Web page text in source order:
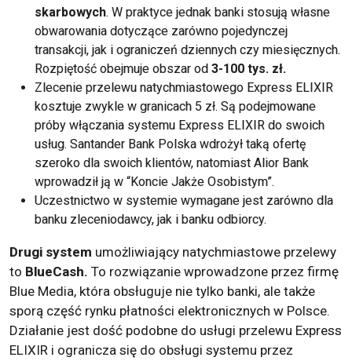
skarbowych. W praktyce jednak banki stosują własne
obwarowania dotyczące zarówno pojedynczej
transakcji, jak i ograniczeń dziennych czy miesięcznych.
Rozpiętość obejmuje obszar od 3-100 tys. zł.
Zlecenie przelewu natychmiastowego Express ELIXIR
kosztuje zwykle w granicach 5 zł. Są podejmowane
próby włączania systemu Express ELIXIR do swoich
usług. Santander Bank Polska wdrożył taką ofertę
szeroko dla swoich klientów, natomiast Alior Bank
wprowadził ją w “Koncie Jakże Osobistym”.
Uczestnictwo w systemie wymagane jest zarówno dla
banku zleceniodawcy, jak i banku odbiorcy.
Drugi system umożliwiający natychmiastowe przelewy
to BlueCash. To rozwiązanie wprowadzone przez firmę
Blue Media, która obsługuje nie tylko banki, ale także
sporą część rynku płatności elektronicznych w Polsce.
Działanie jest dość podobne do usługi przelewu Express
ELIXIR i ogranicza się do obsługi systemu przez